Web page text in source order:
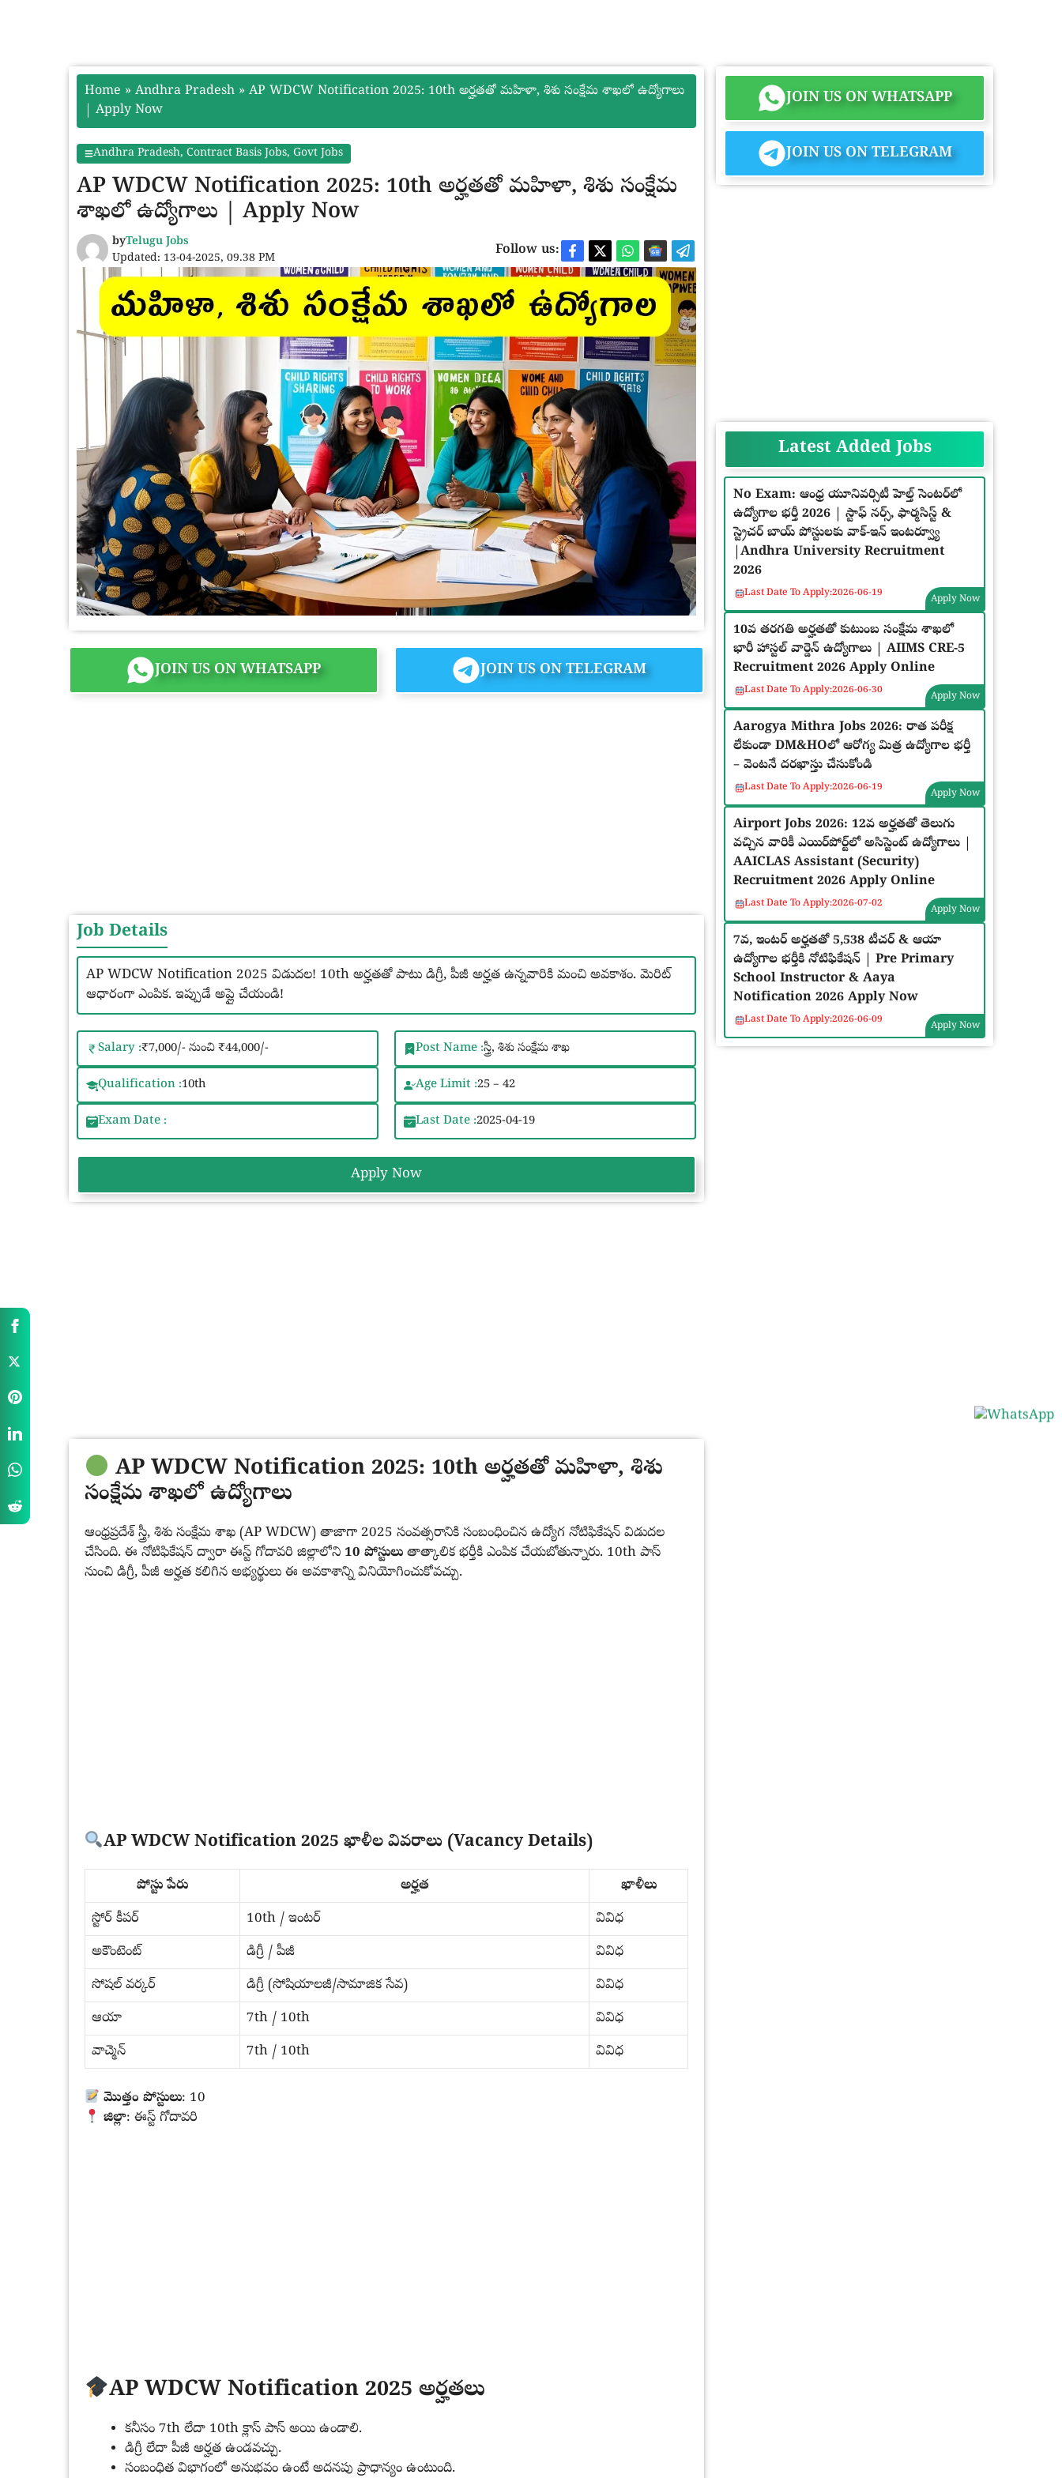
Home » Andhra Pradesh » AP WDCW Notification 2025: 10th అర్హతతో మహిళా, శిశు సంక్షేమ శాఖలో ఉద్యోగాలు
| Apply Now
Andhra Pradesh,Contract Basis Jobs,Govt Jobs
AP WDCW Notification 2025: 10th అర్హతతో మహిళా, శిశు సంక్షేమ
శాఖలో ఉద్యోగాలు | Apply Now
byTelugu Jobs
Updated: 13-04-2025, 09.38 PM
Follow us:
JOIN US ON WHATSAPP JOIN US ON TELEGRAM
Job Details
AP WDCW Notification 2025 విడుదల! 10th అర్హతతో పాటు డిగ్రీ, పీజీ అర్హత ఉన్నవారికి మంచి అవకాశం. మెరిట్
ఆధారంగా ఎంపిక. ఇప్పుడే అప్లై చేయండి!
Salary :₹7,000/- నుంచి ₹44,000/- Post Name :స్త్రీ, శిశు సంక్షేమ శాఖ
Qualification :10th Age Limit :25 – 42
Exam Date : Last Date :2025-04-19
Apply Now
AP WDCW Notification 2025: 10th అర్హతతో మహిళా, శిశు
సంక్షేమ శాఖలో ఉద్యోగాలు
ఆంధ్రప్రదేశ్ స్త్రీ, శిశు సంక్షేమ శాఖ (AP WDCW) తాజాగా 2025 సంవత్సరానికి సంబంధించిన ఉద్యోగ నోటిఫికేషన్ విడుదల
చేసింది. ఈ నోటిఫికేషన్ ద్వారా ఈస్ట్ గోదావరి జిల్లాలోని 10 పోస్టులు తాత్కాలిక భర్తీకి ఎంపిక చేయబోతున్నారు. 10th పాస్
నుంచి డిగ్రీ, పీజీ అర్హత కలిగిన అభ్యర్థులు ఈ అవకాశాన్ని వినియోగించుకోవచ్చు.
AP WDCW Notification 2025 ఖాళీల వివరాలు (Vacancy Details)
పోస్టు పేరు అర్హత
ఖాళీలు
స్టోర్ కీపర్
10th / ఇంటర్
వివిధ
అకౌంటెంట్
డిగ్రీ / పీజీ
వివిధ
సోషల్ వర్కర్
డిగ్రీ (సోషియాలజీ/సామాజిక సేవ)
వివిధ
ఆయా
7th / 10th
వివిధ
వాచ్మెన్
7th / 10th వివిధ
మొత్తం పోస్టులు: 10
జిల్లా: ఈస్ట్ గోదావరి
AP WDCW Notification 2025 అర్హతలు
కనీసం 7th లేదా 10th క్లాస్ పాస్ అయి ఉండాలి.
డిగ్రీ లేదా పీజీ అర్హత ఉండవచ్చు.
సంబంధిత విభాగంలో అనుభవం ఉంటే అదనపు ప్రాధాన్యం ఉంటుంది.
JOIN US ON WHATSAPP
JOIN US ON TELEGRAM
Latest Added Jobs
No Exam: ఆంధ్ర యూనివర్సిటీ హెల్త్ సెంటర్‌లో
ఉద్యోగాల భర్తీ 2026 | స్టాఫ్ నర్స్, ఫార్మసిస్ట్ &
స్ట్రెచర్ బాయ్ పోస్టులకు వాక్-ఇన్ ఇంటర్వ్యూ
|Andhra University Recruitment
2026
Last Date To Apply:2026-06-19 Apply Now
10వ తరగతి అర్హతతో కుటుంబ సంక్షేమ శాఖలో
భారీ హాస్టల్ వార్డెన్ ఉద్యోగాలు | AIIMS CRE-5
Recruitment 2026 Apply Online
Last Date To Apply:2026-06-30 Apply Now
Aarogya Mithra Jobs 2026: రాత పరీక్ష
లేకుండా DM&HOలో ఆరోగ్య మిత్ర ఉద్యోగాల భర్తీ
– వెంటనే దరఖాస్తు చేసుకోండి
Last Date To Apply:2026-06-19 Apply Now
Airport Jobs 2026: 12వ అర్హతతో తెలుగు
వచ్చిన వారికీ ఎయిర్‌పోర్ట్‌లో అసిస్టెంట్ ఉద్యోగాలు |
AAICLAS Assistant (Security)
Recruitment 2026 Apply Online
Last Date To Apply:2026-07-02 Apply Now
7వ, ఇంటర్ అర్హతతో 5,538 టీచర్ & ఆయా
ఉద్యోగాల భర్తీకి నోటిఫికేషన్ | Pre Primary
School Instructor & Aaya
Notification 2026 Apply Now
Last Date To Apply:2026-06-09 Apply Now